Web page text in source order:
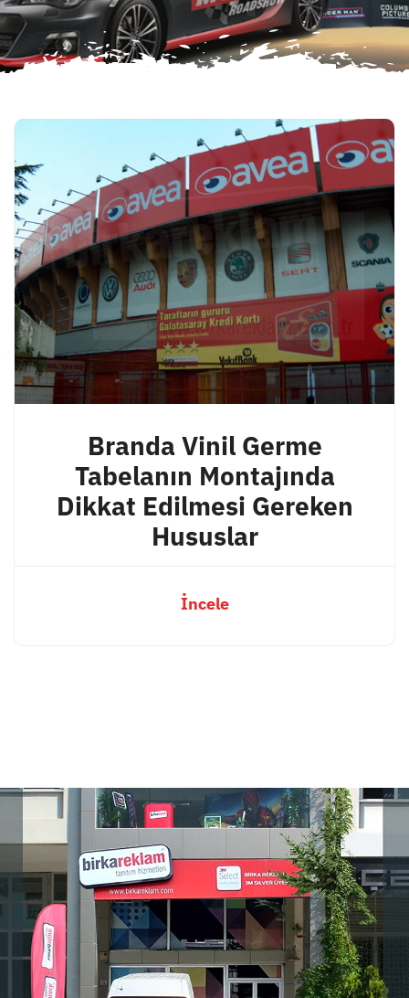
Branda Vinil Germe
Tabelanın Montajında
Dikkat Edilmesi Gereken
Hususlar
İncele